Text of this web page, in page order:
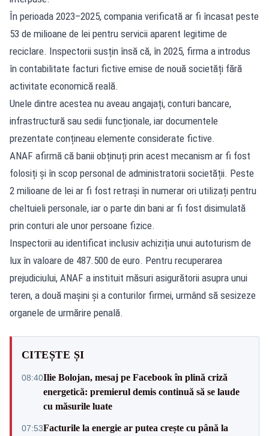
În perioada 2023–2025, compania verificată ar fi încasat peste
53 de milioane de lei pentru servicii aparent legitime de
reciclare. Inspectorii susțin însă că, în 2025, firma a introdus
în contabilitate facturi fictive emise de nouă societăți fără
activitate economică reală.
Unele dintre acestea nu aveau angajați, conturi bancare,
infrastructură sau sedii funcționale, iar documentele
prezentate conțineau elemente considerate fictive.
ANAF afirmă că banii obținuți prin acest mecanism ar fi fost
folosiți și în scop personal de administratorii societății. Peste
2 milioane de lei ar fi fost retrași în numerar ori utilizați pentru
cheltuieli personale, iar o parte din bani ar fi fost disimulată
prin conturi ale unor persoane fizice.
Inspectorii au identificat inclusiv achiziția unui autoturism de
lux în valoare de 487.500 de euro. Pentru recuperarea
prejudiciului, ANAF a instituit măsuri asigurătorii asupra unui
teren, a două mașini și a conturilor firmei, urmând să sesizeze
organele de urmărire penală.
CITEȘTE ȘI
08:40Ilie Bolojan, mesaj pe Facebook în plină criză
energetică: premierul demis continuă să se laude
cu măsurile luate
07:53Facturile la energie ar putea crește cu până la